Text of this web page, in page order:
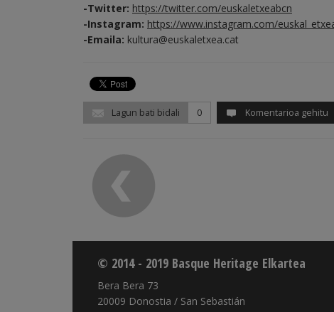
-Twitter: https://twitter.com/euskaletxeabcn
-Instagram: https://www.instagram.com/
-Emaila: kultura@euskaletxea.cat
Lagun bati bidali 0 Komentarioa gehitu
© 2014 - 2019 Basque Heritage Elkartea
Bera Bera 73
20009 Donostia / San Sebastián